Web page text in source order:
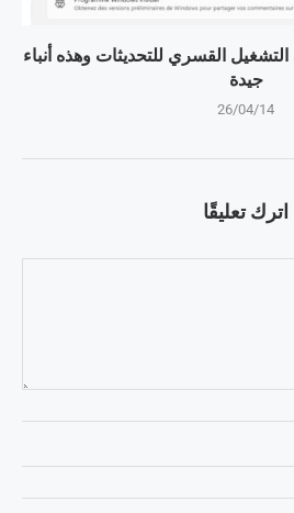
القسري للتحديثات وهذه أنباء
جيدة
26/04/14
اترك تعليقًا